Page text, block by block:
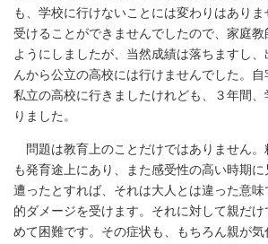
も、学校に行けないことには変わりはあり
受けることができませんでしたので、家庭教
ようにしましたが、当然成績は落ちますし
んから公立の高校には行けませんでした。
私立の高校に行きましたけれども、３年間
りました。
問題は教育上のことだけではありません。
も発育途上にあり、また感受性の高い時期
遭ったとすれば、それは大人とは違った意
的ダメージを受けます。それに対して親だ
めて困難です。その症状も、もちろん親が気